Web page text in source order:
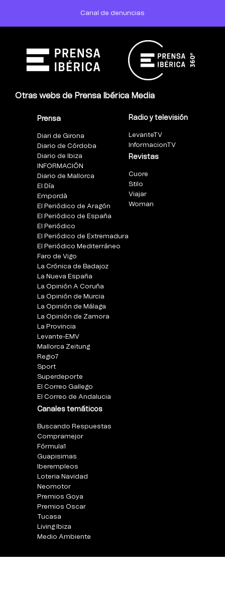
Canal de denuncias
Otras webs de Prensa Ibérica Media
Prensa
Diari de Girona
Diario de Córdoba
Diario de Ibiza
INFORMACIÓN
Diario de Mallorca
El Día
Empordà
El Periódico de Aragón
El Periódico de España
El Periódico
El Periódico de Extremadura
El Periódico Mediterráneo
Faro de Vigo
La Crónica de Badajoz
La Nueva España
La Opinión A Coruña
La Opinión de Murcia
La Opinión de Málaga
La Opinión de Zamora
La Provincia
Levante-EMV
Mallorca Zeitung
Regio7
Sport
Superdeporte
El Correo Gallego
El Correo de Andalucia
Canales temáticos
Buscando Respuestas
Compramejor
Fórmula1
Guapisimas
Iberempleos
Loteria Navidad
Neomotor
Premios Goya
Premios Oscar
Tucasa
Living Ibiza
Medio Ambiente
Radio y televisión
LevanteTV
InformacionTV
Revistas
Cuore
Stilo
Viajar
Woman